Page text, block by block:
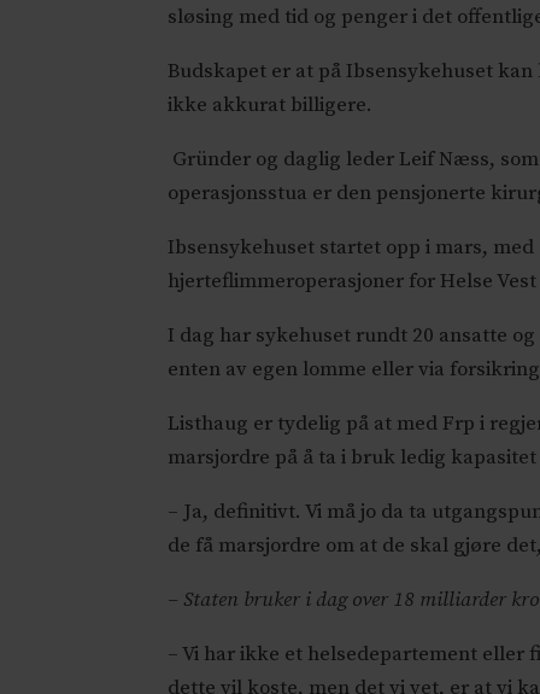
sløsing med tid og penger i det
Budskapet er at på Ibsensykehuset
ikke akkurat billigere.
Gründer og daglig leder Leif Næss,
operasjonsstua er den pensjonerte
Ibsensykehuset startet opp i mars,
hjerteflimmeroperasjoner for Helse
I dag har sykehuset rundt 20 ansatte
enten av egen lomme eller via
Listhaug er tydelig på at med Frp i
marsjordre på å ta i bruk ledig
– Ja, definitivt. Vi må jo da ta
de få marsjordre om at de skal gjøre
– Staten bruker i dag over 18 milliarder
– Vi har ikke et helsedepartement eller
dette vil koste, men det vi vet, er at vi